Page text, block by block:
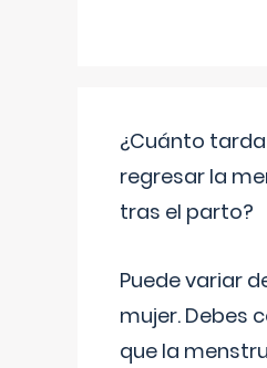
¿Cuánto
regresar la
tras el parto?
Puede variar
mujer. Debes
que la